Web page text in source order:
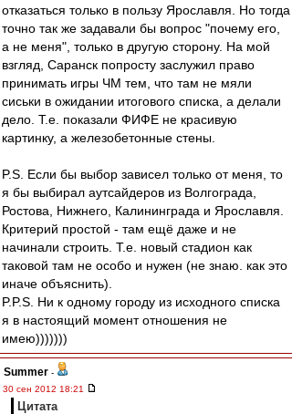
отказаться только в пользу Ярославля. Но тогда
точно так же задавали бы вопрос "почему его,
а не меня", только в другую сторону. На мой
взгляд, Саранск попросту заслужил право
принимать игры ЧМ тем, что там не мяли
сиськи в ожидании итогового списка, а делали
дело. Т.е. показали ФИФЕ не красивую
картинку, а железобетонные стены.
P.S. Если бы выбор зависел только от меня, то
я бы выбирал аутсайдеров из Волгограда,
Ростова, Нижнего, Калининграда и Ярославля.
Критерий простой - там ещё даже и не
начинали строить. Т.е. новый стадион как
таковой там не особо и нужен (не знаю. как это
иначе объяснить).
P.P.S. Ни к одному городу из исходного списка
я в настоящий момент отношения не
имею)))))))
Summer -
30 сен 2012 18:21
Цитата